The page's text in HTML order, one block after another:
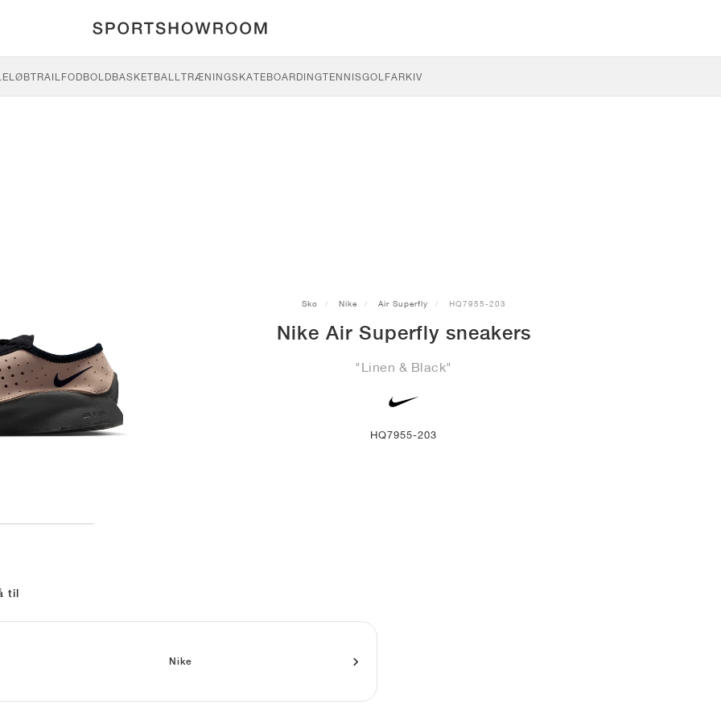
LØBTRAILFODBOLDBASKETBALLTRÆNINGSKATEBOARDINGTENNISGOLFARKIV
Sko Nike Air Superfly HQ7955-203
Nike Air Superfly sneakers
"Linen & Black"
HQ7955-203
til
Nike